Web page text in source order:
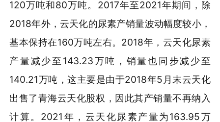
120万吨和80万吨。2017年至2021年期间，除
2018年外，云天化的尿素产销量波动幅度较小，
基本保持在160万吨左右。2018年，云天化尿素
产量减少至143.23万吨，销量也同步减少至
140.21万吨，这主要是由于2018年5月末云天化
出售了青海云天化股权，因此其产销量不再纳入
计算。2021年，云天化尿素产量为163.95万